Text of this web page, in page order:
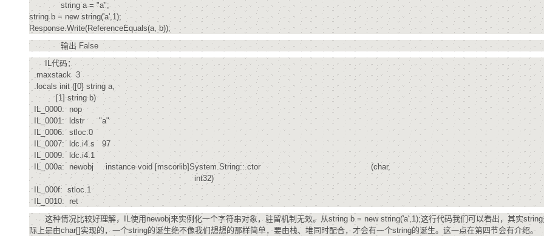
string a = "a";
string b = new string('a',1);
Response.Write(ReferenceEquals(a, b));
输出 False
IL代码：
.maxstack 3
.locals init ([0] string a,
[1] string b)
IL_0000: nop
IL_0001: ldstr "a"
IL_0006: stloc.0
IL_0007: ldc.i4.s 97
IL_0009: ldc.i4.1
IL_000a: newobj instance void [mscorlib]System.String::.ctor (char,
int32)
IL_000f: stloc.1
IL_0010: ret
这种情况比较好理解，IL使用newobj来实例化一个字符串对象，驻留机制无效。从string b = new string('a',1);这行代码我们可以看出，其实string
际上是由char[]实现的，一个string的诞生绝不像我们想想的那样简单，要由栈、堆同时配合，才会有一个string的诞生。这一点在第四节会有介绍。